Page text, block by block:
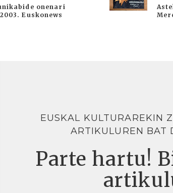
onenari
Euskonews
EUSKAL KULTURAREKIN
ARTIKULUREN BAT
Parte hartu!